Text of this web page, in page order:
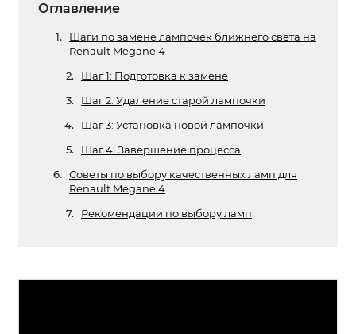
Оглавление
Шаги по замене лампочек ближнего света на
Renault Megane 4
Шаг 1: Подготовка к замене
Шаг 2: Удаление старой лампочки
Шаг 3: Установка новой лампочки
Шаг 4: Завершение процесса
Советы по выбору качественных ламп для
Renault Megane 4
Рекомендации по выбору ламп